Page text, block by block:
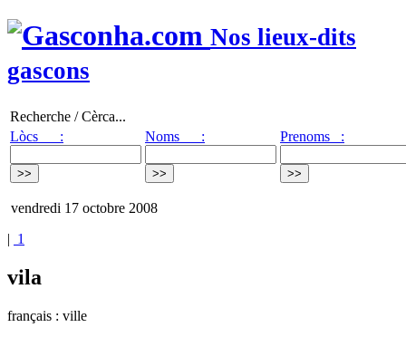
Nos lieux-dits
gascons
Recherche / Cèrca...
Lòcs :
Noms : Prenoms :
vendredi 17 octobre 2008
| 1
vila
français : ville